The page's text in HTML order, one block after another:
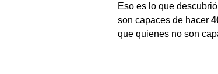
Eso es lo que
son capaces de hacer
que quienes no son